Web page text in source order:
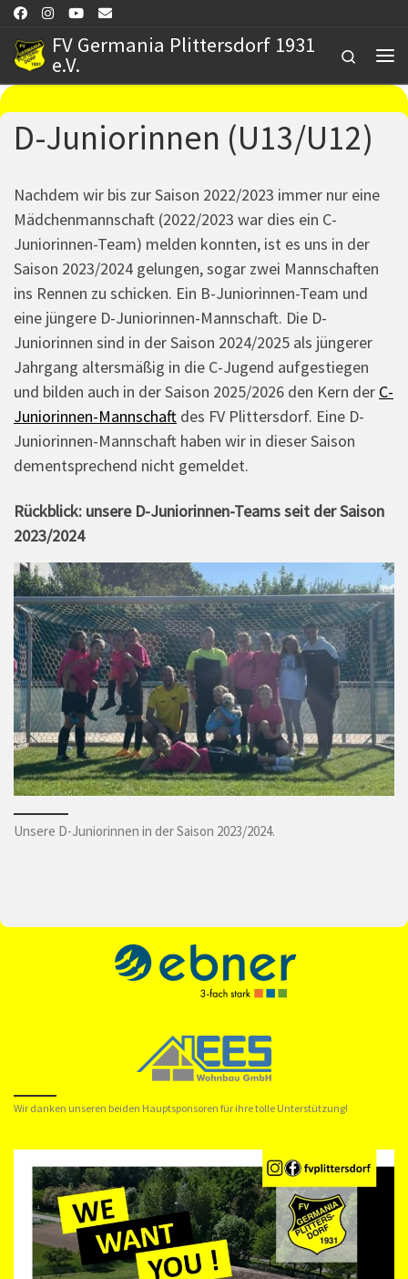
FV Germania Plittersdorf 1931
e.V.
Search
D-Juniorinnen (U13/U12)
Nachdem wir bis zur Saison 2022/2023 immer nur eine
Mädchenmannschaft (2022/2023 war dies ein C-
Juniorinnen-Team) melden konnten, ist es uns in der
Saison 2023/2024 gelungen, sogar zwei Mannschaften
ins Rennen zu schicken. Ein B-Juniorinnen-Team und
eine jüngere D-Juniorinnen-Mannschaft. Die D-
Juniorinnen sind in der Saison 2024/2025 als jüngerer
Jahrgang altersmäßig in die C-Jugend aufgestiegen
und bilden auch in der Saison 2025/2026 den Kern der C-
Juniorinnen-Mannschaft des FV Plittersdorf. Eine D-
Juniorinnen-Mannschaft haben wir in dieser Saison
dementsprechend nicht gemeldet.
Rückblick: unsere D-Juniorinnen-Teams seit der Saison
2023/2024
Unsere D-Juniorinnen in der Saison 2023/2024.
Wir danken unseren beiden Hauptsponsoren für ihre tolle Unterstützung!